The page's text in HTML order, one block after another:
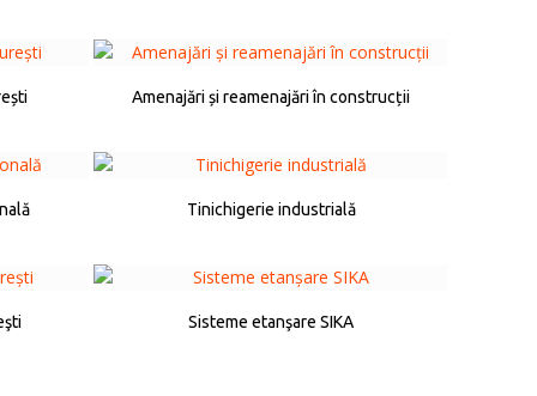
Amenajări și reamenajări în construcții
Tinichigerie industrială
Sisteme etanşare SIKA